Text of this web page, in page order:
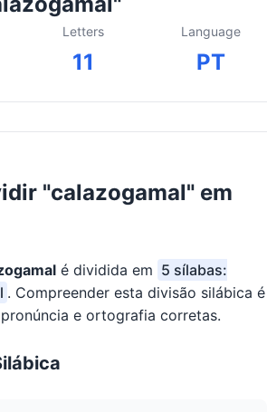
Letters
11
Language
PT
"calazogamal" em
é dividida em 5 sílabas:
. Compreender esta divisão silábica é
e ortografia corretas.